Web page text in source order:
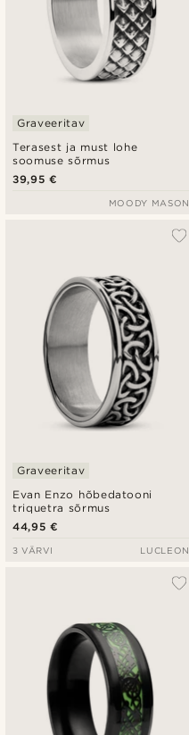
Terasest ja must lohe
soomuse sõrmus
Graveeritav
39,95 €
MOODY MASON
Evan Enzo hõbedatooni
triquetra sõrmus
Graveeritav
44,95 €
3 VÄRVI LUCLEON